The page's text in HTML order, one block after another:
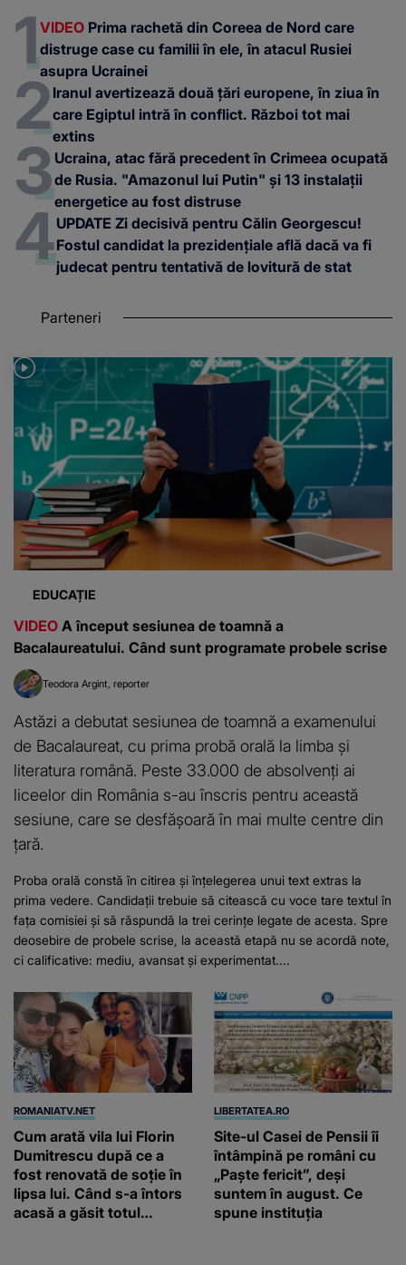
VIDEO Prima rachetă din Coreea de Nord care
distruge case cu familii în ele, în atacul Rusiei
asupra Ucrainei
Iranul avertizează două țări europene, în ziua în
care Egiptul intră în conflict. Război tot mai
extins
Ucraina, atac fără precedent în Crimeea ocupată
de Rusia. "Amazonul lui Putin" și 13 instalații
energetice au fost distruse
UPDATE Zi decisivă pentru Călin Georgescu!
Fostul candidat la prezidențiale află dacă va fi
judecat pentru tentativă de lovitură de stat
Parteneri
EDUCAȚIE
VIDEO A început sesiunea de toamnă a
Bacalaureatului. Când sunt programate probele scrise
Teodora Argint reporter
Astăzi a debutat sesiunea de toamnă a examenului
de Bacalaureat, cu prima probă orală la limba și
literatura română. Peste 33.000 de absolvenți ai
liceelor din România s-au înscris pentru această
sesiune, care se desfășoară în mai multe centre din
țară.
Proba orală constă în citirea și înțelegerea unui text extras la
prima vedere. Candidații trebuie să citească cu voce tare textul în
fața comisiei și să răspundă la trei cerințe legate de acesta. Spre
deosebire de probele scrise, la această etapă nu se acordă note,
ci calificative: mediu, avansat și experimentat....
ROMANIATV.NET
Cum arată vila lui Florin
Dumitrescu după ce a
fost renovată de soție în
lipsa lui. Când s-a întors
acasă a găsit totul
LIBERTATEA.RO
Site-ul Casei de Pensii îi
întâmpină pe români cu
„Paște fericit”, deși
suntem în august. Ce
spune instituția